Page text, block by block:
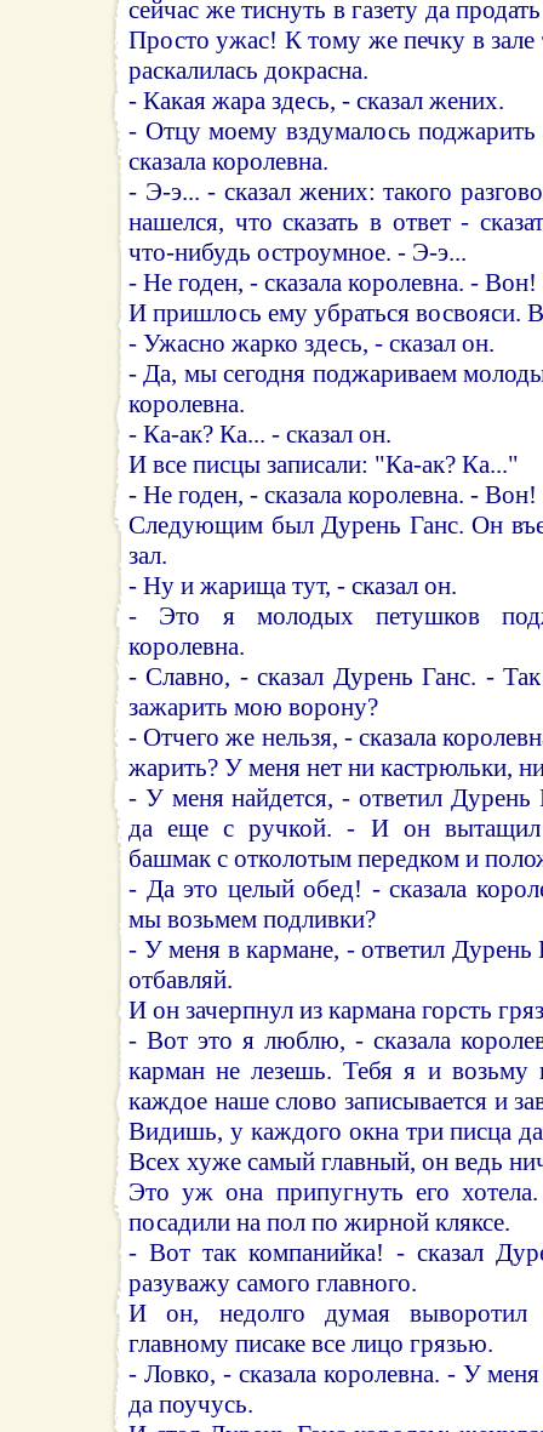
сейчас же тиснуть в газету да
Просто ужас! К тому же печку в зале
раскалилась докрасна.
- Какая жара здесь, - сказал жених.
- Отцу моему вздумалось
сказала королевна.
- Э-э... - сказал жених: такого
нашелся, что сказать в ответ -
что-нибудь остроумное. - Э-э...
- Не годен, - сказала королевна. - Вон!
И пришлось ему убраться восвояси.
- Ужасно жарко здесь, - сказал он.
- Да, мы сегодня поджариваем
королевна.
- Ка-ак? Ка... - сказал он.
И все писцы записали: "Ка-ак? Ка..."
- Не годен, - сказала королевна. - Вон!
Следующим был Дурень Ганс. Он
зал.
- Ну и жарища тут, - сказал он.
- Это я молодых петушков
королевна.
- Славно, - сказал Дурень Ганс. -
зажарить мою ворону?
- Отчего же нельзя, - сказала
жарить? У меня нет ни кастрюльки,
- У меня найдется, - ответил Дурень
да еще с ручкой. - И он вытащил
башмак с отколотым передком и
- Да это целый обед! - сказала
мы возьмем подливки?
- У меня в кармане, - ответил Дурень
отбавляй.
И он зачерпнул из кармана горсть
- Вот это я люблю, - сказала
карман не лезешь. Тебя я и
каждое наше слово записывается и
Видишь, у каждого окна три писца
Всех хуже самый главный, он ведь
Это уж она припугнуть его
посадили на пол по жирной кляксе.
- Вот так компанийка! - сказал
разуважу самого главного.
И он, недолго думая выворотил
главному писаке все лицо грязью.
- Ловко, - сказала королевна. - У
да поучусь.